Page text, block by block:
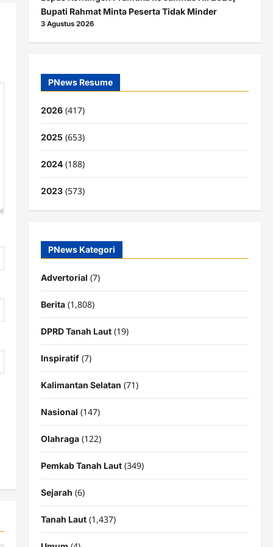
Bupati Rahmat Minta Peserta Tidak Minder
3 Agustus 2026
PNews Resume
2026(417)
2025 (653)
2024(188)
2023(573)
PNews Kategori
Advertorial (7)
Berita(1,808)
DPRD Tanah Laut(19)
Inspiratif(7)
Kalimantan Selatan (71)
Nasional (147)
Olahraga(122)
Pemkab Tanah Laut(349)
Sejarah (6)
Tanah Laut(1,437)